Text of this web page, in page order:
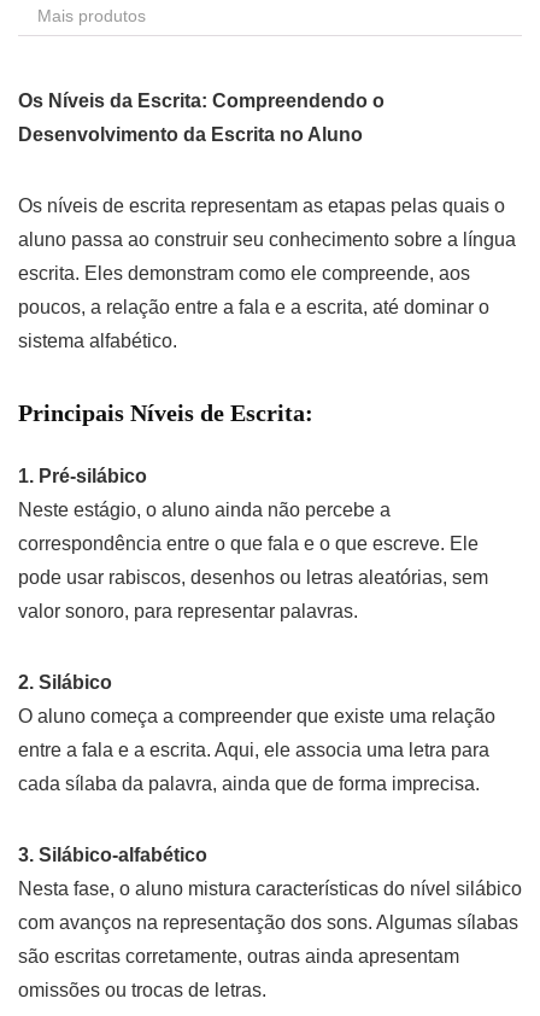
Mais produtos
Os Níveis da Escrita: Compreendendo o
Desenvolvimento da Escrita no Aluno
Os níveis de escrita representam as etapas pelas quais o
aluno passa ao construir seu conhecimento sobre a língua
escrita. Eles demonstram como ele compreende, aos
poucos, a relação entre a fala e a escrita, até dominar o
sistema alfabético.
Principais Níveis de Escrita:
1. Pré-silábico
Neste estágio, o aluno ainda não percebe a
correspondência entre o que fala e o que escreve. Ele
pode usar rabiscos, desenhos ou letras aleatórias, sem
valor sonoro, para representar palavras.
2. Silábico
O aluno começa a compreender que existe uma relação
entre a fala e a escrita. Aqui, ele associa uma letra para
cada sílaba da palavra, ainda que de forma imprecisa.
3. Silábico-alfabético
Nesta fase, o aluno mistura características do nível silábico
com avanços na representação dos sons. Algumas sílabas
são escritas corretamente, outras ainda apresentam
omissões ou trocas de letras.